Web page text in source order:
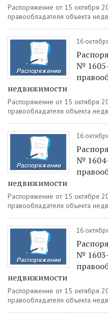
Распоряжение от 15 октября
правообладателя объекта
16
№
недвижимости
Распоряжение от 15 октября
правообладателя объекта
16
№
недвижимости
Распоряжение от 15 октября
правообладателя объекта
16
№
недвижимости
Распоряжение от 15 октября
правообладателя объекта